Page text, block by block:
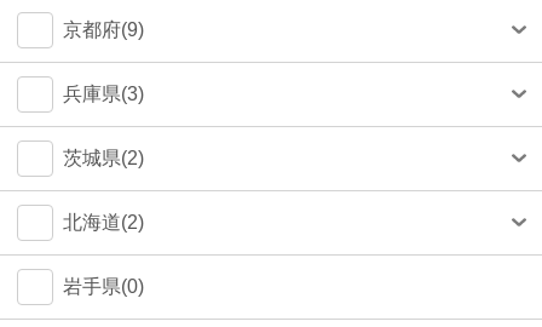
中央区(50)
品川区(33)
豊島区(14)
目黒区(14)
文京区(12)
大和市(0)
大阪市(39)
豊中市(3)
吹田市(1)
京都府(9)
京都市(9)
兵庫県(3)
神戸市(1)
茨城県(2)
つくば市(1)
北海道(2)
札幌市(1)
岩手県(0)